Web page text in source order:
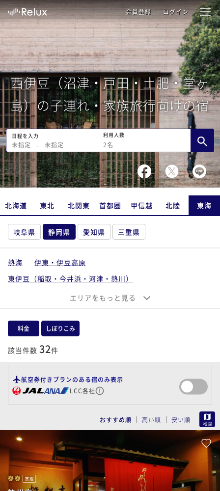
会員登録 ログイン
西伊豆（沼津・戸田・土肥・堂ヶ
島）の子連れ・家族旅行向けの宿
日程を入力
未指定 − 未指定
利用人数
2名
北海道 東北 北関東 首都圏 甲信越 北陸 東海
岐阜県 静岡県 愛知県 三重県
熱海
伊東・伊豆高原
東伊豆（稲取・今井浜・河津・熱川）
南伊豆（下田・下賀茂）
中伊豆（伊豆長岡・修善寺・天城湯ヶ島）
静岡市・御殿場・焼津
エリアをもっと見る
料金 しぼりこみ
該当件数 32件
航空券付きプランのある宿のみ表示
LCC各社
おすすめ順 高い順 安い順
旅館